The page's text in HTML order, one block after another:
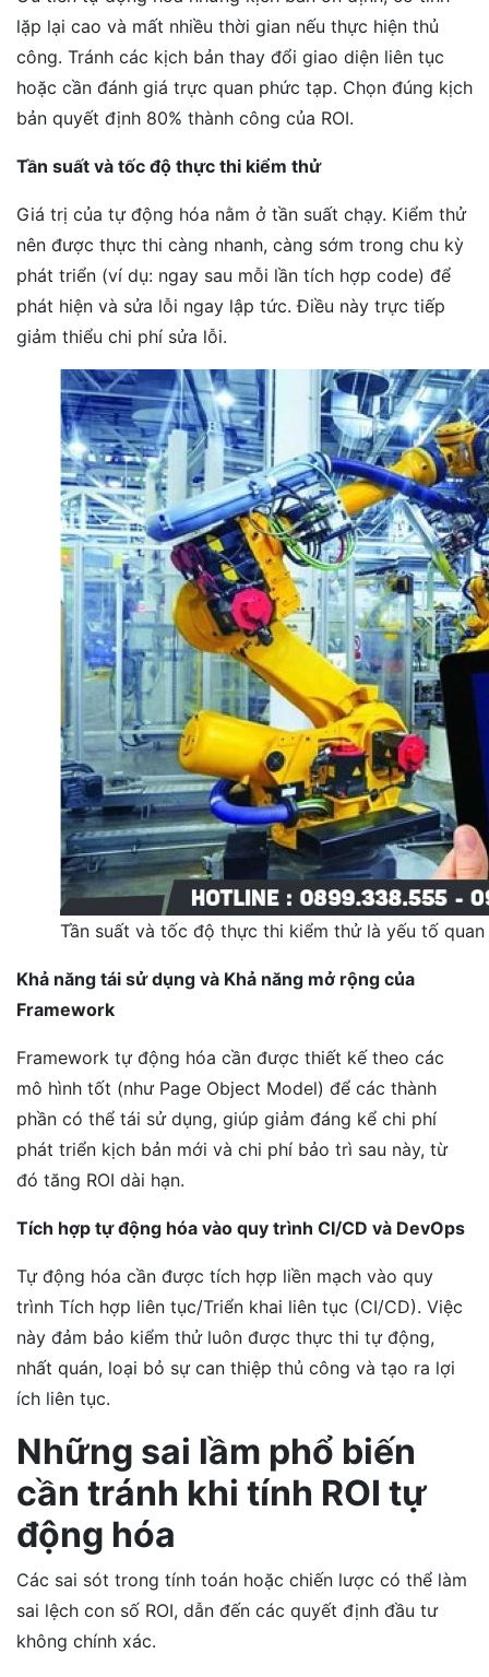
lặp lại cao và mất nhiều thời gian nếu thực hiện thủ
công. Tránh các kịch bản thay đổi giao diện liên tục
hoặc cần đánh giá trực quan phức tạp. Chọn đúng kịch
bản quyết định 80% thành công của ROI.
Tần suất và tốc độ thực thi kiểm thử
Giá trị của tự động hóa nằm ở tần suất chạy. Kiểm thử
nên được thực thi càng nhanh, càng sớm trong chu kỳ
phát triển (ví dụ: ngay sau mỗi lần tích hợp code) để
phát hiện và sửa lỗi ngay lập tức. Điều này trực tiếp
giảm thiểu chi phí sửa lỗi.
Tần suất và tốc độ thực thi kiểm thử là yếu tố
Khả năng tái sử dụng và Khả năng mở rộng của
Framework
Framework tự động hóa cần được thiết kế theo các
mô hình tốt (như Page Object Model) để các thành
phần có thể tái sử dụng, giúp giảm đáng kể chi phí
phát triển kịch bản mới và chi phí bảo trì sau này, từ
đó tăng ROI dài hạn.
Tích hợp tự động hóa vào quy trình CI/CD và DevOps
Tự động hóa cần được tích hợp liền mạch vào quy
trình Tích hợp liên tục/Triển khai liên tục (CI/CD). Việc
này đảm bảo kiểm thử luôn được thực thi tự động,
nhất quán, loại bỏ sự can thiệp thủ công và tạo ra lợi
ích liên tục.
Những sai lầm phổ biến
cần tránh khi tính ROI tự
động hóa
Các sai sót trong tính toán hoặc chiến lược có thể làm
sai lệch con số ROI, dẫn đến các quyết định đầu tư
không chính xác.